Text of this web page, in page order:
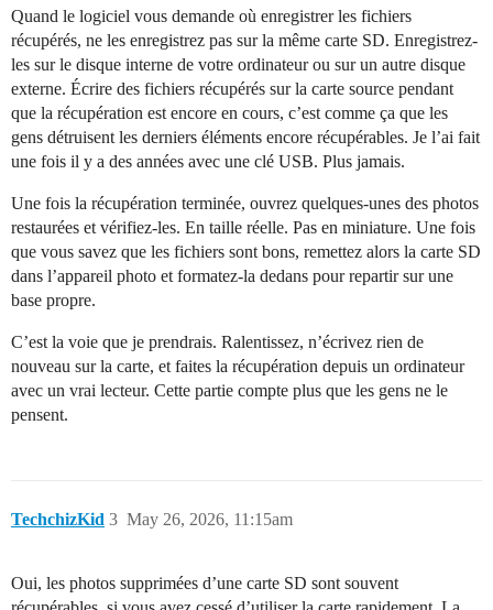
Quand le logiciel vous demande où enregistrer les fichiers
récupérés, ne les enregistrez pas sur la même carte SD. Enregistrez-
les sur le disque interne de votre ordinateur ou sur un autre disque
externe. Écrire des fichiers récupérés sur la carte source pendant
que la récupération est encore en cours, c’est comme ça que les
gens détruisent les derniers éléments encore récupérables. Je l’ai fait
une fois il y a des années avec une clé USB. Plus jamais.
Une fois la récupération terminée, ouvrez quelques-unes des photos
restaurées et vérifiez-les. En taille réelle. Pas en miniature. Une fois
que vous savez que les fichiers sont bons, remettez alors la carte SD
dans l’appareil photo et formatez-la dedans pour repartir sur une
base propre.
C’est la voie que je prendrais. Ralentissez, n’écrivez rien de
nouveau sur la carte, et faites la récupération depuis un ordinateur
avec un vrai lecteur. Cette partie compte plus que les gens ne le
pensent.
TechchizKid May 26, 2026, 11:15am
3
Oui, les photos supprimées d’une carte SD sont souvent